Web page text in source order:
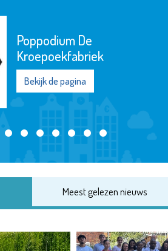
Poppodium De
Kroepoekfabriek
Bekijk de pagina
Meest gelezen nieuws